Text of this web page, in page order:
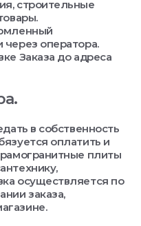
строительные
через оператора.
Заказа до адреса
в собственность
оплатить и
плиты
осуществляется по
заказа,